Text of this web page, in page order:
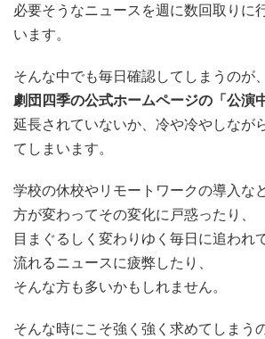
必要そうなニュースを週に数回取りに
います。
そんな中でも毎日確認してしまうのが、
劇団四季の公式ホームページの「公演
延長されていないか、冷や冷やしなが
てしまいます。
学校の休校やリモートワークの導入な
方が変わってその変化に戸惑ったり、
目まぐるしく変わりゆく毎日に追われ
流れるニュースに疲弊したり、
そんな方も多いかもしれません。
そんな時にこそ強く強く求めてしまう